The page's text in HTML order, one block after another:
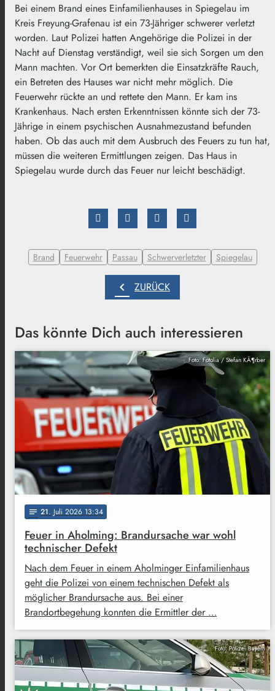
Bei einem Brand eines Einfamilienhauses in Spiegelau im
Kreis Freyung-Grafenau ist ein 73-Jähriger schwerer verletzt
worden. Laut Polizei hatten Angehörige die Polizei in der
Nacht auf Dienstag verständigt, weil sie sich Sorgen um den
Mann machten. Vor Ort bemerkten die Einsatzkräfte Rauch,
ein Betreten des Hauses war nicht mehr möglich. Die
Feuerwehr rückte an und rettete den Mann. Er kam ins
Krankenhaus. Nach ersten Erkenntnissen könnte sich der 73-
Jährige in einem psychischen Ausnahmezustand befunden
haben. Ob das auch mit dem Ausbruch des Feuers zu tun hat,
müssen die weiteren Ermittlungen zeigen. Das Haus in
Spiegelau wurde durch das Feuer nur leicht beschädigt.
Brand Feuerwehr Passau Schwerverletzter Spiegelau
chevron_left ZURÜCK
Das könnte Dich auch interessieren
Foto: Fotolia / Stefan KÃ¶rber
notes 21. Juli 2026 13:34
Feuer in Aholming: Brandursache war wohl
technischer Defekt
Nach dem Feuer in einem Aholminger Einfamilienhaus
geht die Polizei von einem technischen Defekt als
möglicher Brandursache aus. Bei einer
Brandortbegehung konnten die Ermittler der …
Foto: Polizei Bayern